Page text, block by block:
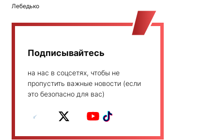
Лебедько
Подписывайтесь
на нас в соцсетях, чтобы не
пропустить важные новости (если
это безопасно для вас)